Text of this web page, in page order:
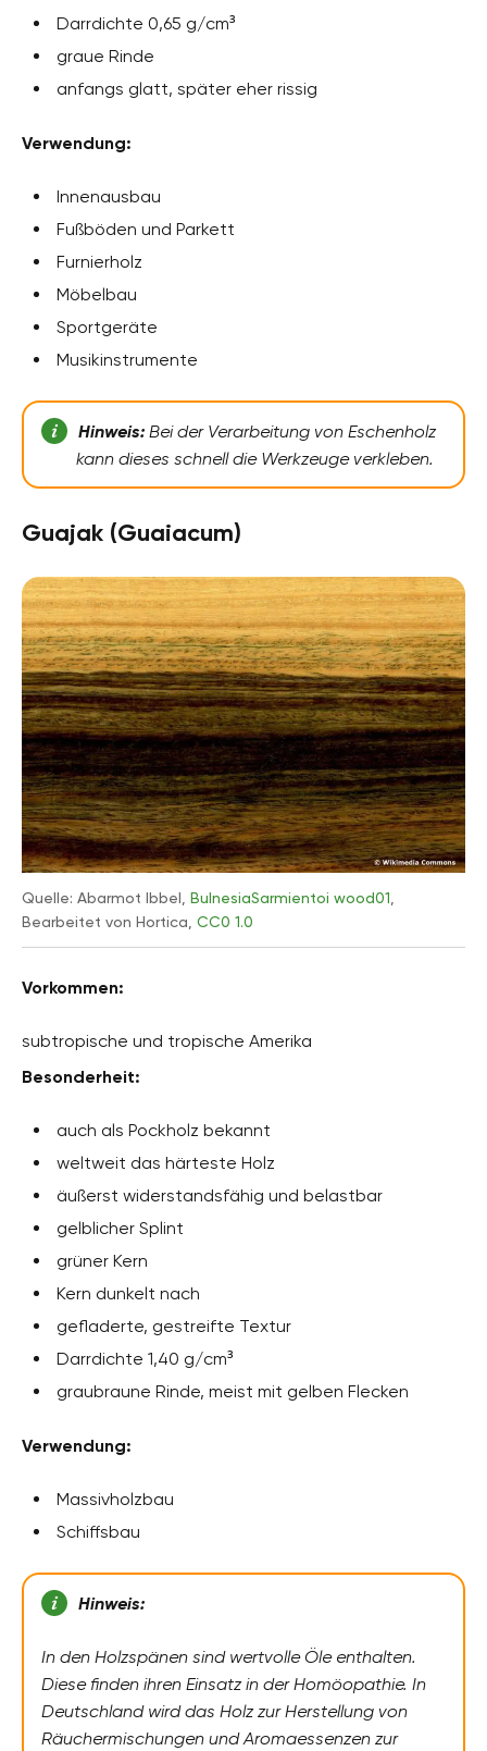
Darrdichte 0,65 g/cm³
graue Rinde
anfangs glatt, später eher rissig
Verwendung:
Innenausbau
Fußböden und Parkett
Furnierholz
Möbelbau
Sportgeräte
Musikinstrumente
Hinweis: Bei der Verarbeitung von Eschenholz
kann dieses schnell die Werkzeuge verkleben.
Guajak (Guaiacum)
Quelle: Abarmot Ibbel, BulnesiaSarmientoi wood01
Bearbeitet von Hortica, CC0 1.0
Vorkommen:
subtropische und tropische Amerika
Besonderheit:
auch als Pockholz bekannt
weltweit das härteste Holz
äußerst widerstandsfähig und belastbar
gelblicher Splint
grüner Kern
Kern dunkelt nach
gefladerte, gestreifte Textur
Darrdichte 1,40 g/cm³
graubraune Rinde, meist mit gelben Flecken
Verwendung:
Massivholzbau
Schiffsbau
Hinweis:
In den Holzspänen sind wertvolle Öle enthalten.
Diese finden ihren Einsatz in der Homöopathie. In
Deutschland wird das Holz zur Herstellung von
Räuchermischungen und Aromaessenzen zur